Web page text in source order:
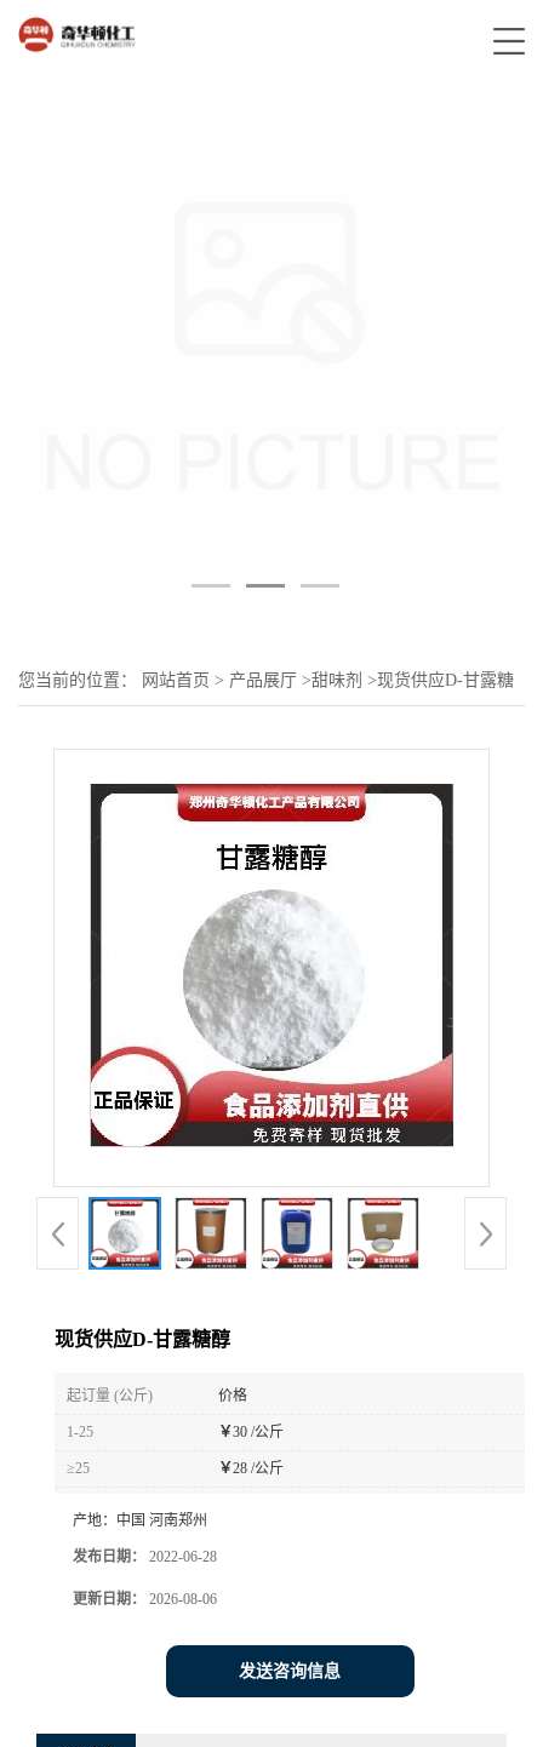
您当前的位置： 网站首页 > 产品展厅 >甜味剂 >现货供应D-甘露糖
现货供应D-甘露糖醇
起订量 (公斤) 价格
1-25 ￥30 /公斤
≥25 ￥28 /公斤
产地： 中国 河南郑州
发布日期： 2022-06-28
更新日期： 2026-08-06
发送咨询信息